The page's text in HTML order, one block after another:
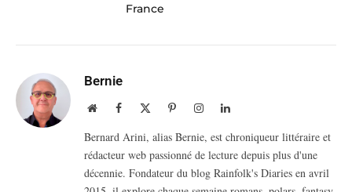
France
Bernie
WebsiteFacebook PinterestInstagramLinkedIn
Bernard Arini, alias Bernie, est chroniqueur littéraire et
rédacteur web passionné de lecture depuis plus d'une
décennie. Fondateur du blog Rainfolk's Diaries en avril